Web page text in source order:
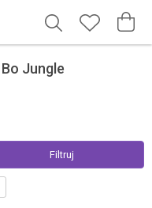
Jungle
Filtruj